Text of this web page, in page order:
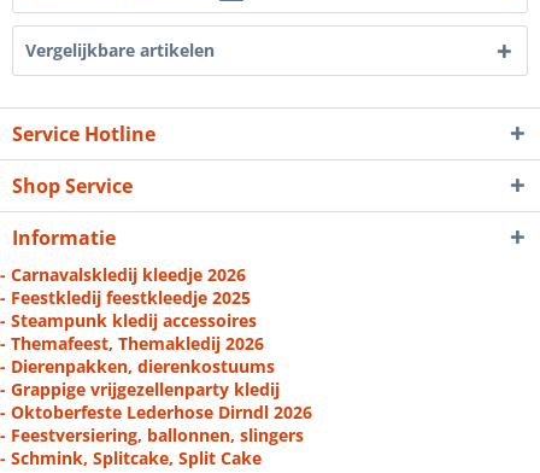
Vergelijkbare artikelen
Service Hotline
Shop Service
Informatie
- Carnavalskledij kleedje 2026
- Feestkledij feestkleedje 2025
- Steampunk kledij accessoires
- Themafeest, Themakledij 2026
- Dierenpakken, dierenkostuums
- Grappige vrijgezellenparty kledij
- Oktoberfeste Lederhose Dirndl 2026
- Feestversiering, ballonnen, slingers
- Schmink, Splitcake, Split Cake